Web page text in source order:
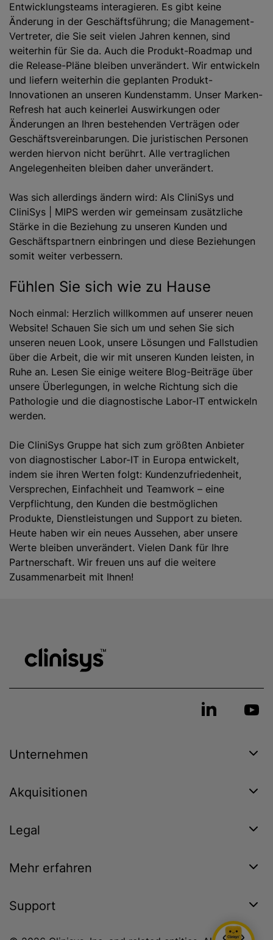
Entwicklungsteams interagieren. Es gibt keine
Änderung in der Geschäftsführung; die Management-
Vertreter, die Sie seit vielen Jahren kennen, sind
weiterhin für Sie da. Auch die Produkt-Roadmap und
die Release-Pläne bleiben unverändert. Wir entwickeln
und liefern weiterhin die geplanten Produkt-
Innovationen an unseren Kundenstamm. Unser Marken-
Refresh hat auch keinerlei Auswirkungen oder
Änderungen an Ihren bestehenden Verträgen oder
Geschäftsvereinbarungen. Die juristischen Personen
werden hiervon nicht berührt. Alle vertraglichen
Angelegenheiten bleiben daher unverändert.
Was sich allerdings ändern wird: Als CliniSys und
CliniSys | MIPS werden wir gemeinsam zusätzliche
Stärke in die Beziehung zu unseren Kunden und
Geschäftspartnern einbringen und diese Beziehungen
somit weiter verbessern.
Fühlen Sie sich wie zu Hause
Noch einmal: Herzlich willkommen auf unserer neuen
Website! Schauen Sie sich um und sehen Sie sich
unseren neuen Look, unsere Lösungen und Fallstudien
über die Arbeit, die wir mit unseren Kunden leisten, in
Ruhe an. Lesen Sie einige weitere Blog-Beiträge über
unsere Überlegungen, in welche Richtung sich die
Pathologie und die diagnostische Labor-IT entwickeln
werden.
Die CliniSys Gruppe hat sich zum größten Anbieter
von diagnostischer Labor-IT in Europa entwickelt,
indem sie ihren Werten folgt: Kundenzufriedenheit,
Versprechen, Einfachheit und Teamwork – eine
Verpflichtung, den Kunden die bestmöglichen
Produkte, Dienstleistungen und Support zu bieten.
Heute haben wir ein neues Aussehen, aber unsere
Werte bleiben unverändert. Vielen Dank für Ihre
Partnerschaft. Wir freuen uns auf die weitere
Zusammenarbeit mit Ihnen!
Unternehmen
Akquisitionen
Legal
Mehr erfahren
Support